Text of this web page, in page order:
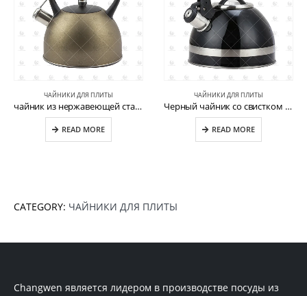
ЧАЙНИКИ ДЛЯ ПЛИТЫ
чайник из нержавеющей стали, чайник со свистком CW-T057
READ MORE
ЧАЙНИКИ ДЛЯ ПЛИТЫ
Черный чайник со свистком для воды из нержавеющей стали CW-T054
READ MORE
CATEGORY: ЧАЙНИКИ ДЛЯ ПЛИТЫ
Changwen является лидером в производстве посуды из